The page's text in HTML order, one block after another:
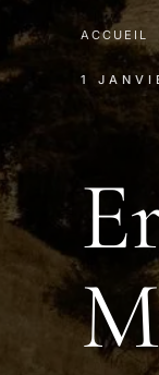
ACCUEIL
1